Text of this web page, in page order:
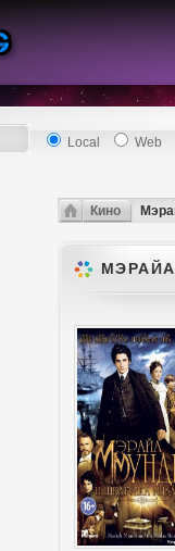
Local Web
Кино